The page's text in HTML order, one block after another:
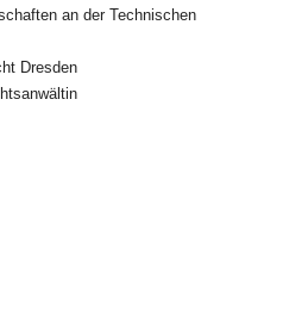
an der Technischen
Dresden